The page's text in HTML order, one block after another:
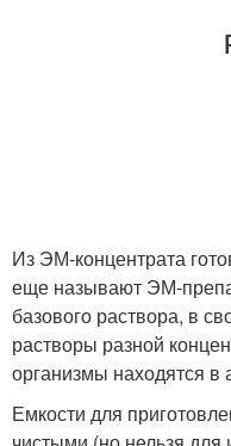
Из ЭМ-концентрата
еще называют ЭМ-
базового раствора, в
растворы разной
организмы находятся в
Емкости для